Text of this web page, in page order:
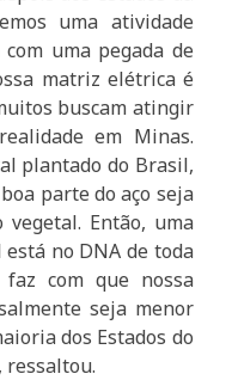
uma atividade
uma pegada de
matriz elétrica é
buscam atingir
em Minas.
plantado do Brasil,
parte do aço seja
Então, uma
no DNA de toda
com que nossa
seja menor
dos Estados do
ressaltou.